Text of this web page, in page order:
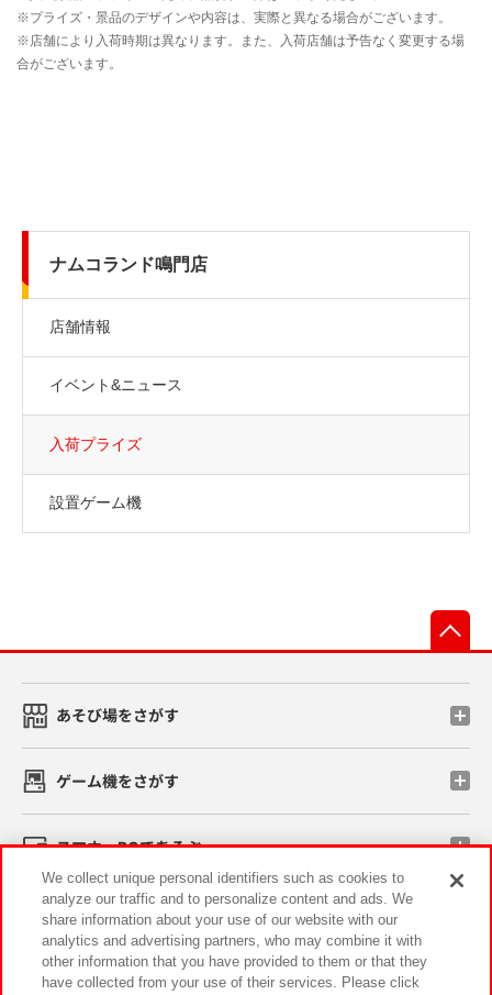
ナムコランド鳴門店
店舗情報
イベント&ニュース
入荷プライズ
設置ゲーム機
あそび場をさがす
ゲーム機をさがす
スマホ・PCであそぶ
イベント・キャンペーン
We collect unique personal identifiers such as cookies to
analyze our traffic and to personalize content and ads. We
share information about your use of our website with our
analytics and advertising partners, who may combine it with
other information that you have provided to them or that they
have collected from your use of their services. Please click